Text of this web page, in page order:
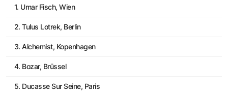
1. Umar Fisch, Wien
2. Tulus Lotrek, Berlin
3. Alchemist, Kopenhagen
4. Bozar, Brüssel
5. Ducasse Sur Seine, Paris